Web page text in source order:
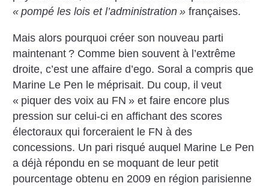
« pompé les lois et l’administration » françaises.
Mais alors pourquoi créer son nouveau parti
maintenant ? Comme bien souvent à l’extrême
droite, c’est une affaire d’ego. Soral a compris que
Marine Le Pen le méprisait. Du coup, il veut
« piquer des voix au FN » et faire encore plus
pression sur celui-ci en affichant des scores
électoraux qui forceraient le FN à des
concessions. Un pari risqué auquel Marine Le Pen
a déjà répondu en se moquant de leur petit
pourcentage obtenu en 2009 en région parisienne